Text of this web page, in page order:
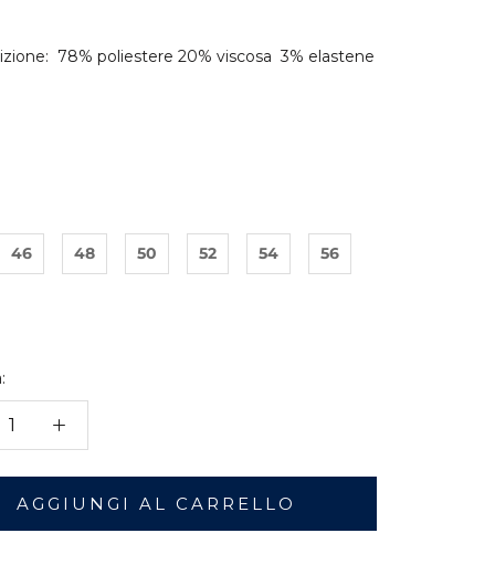
78% poliestere 20% viscosa 3% elastene
46 48 50 52 54 56
AGGIUNGI AL CARRELLO